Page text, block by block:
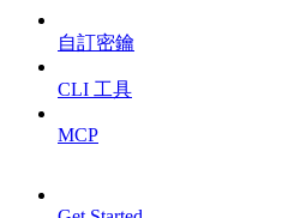
自訂密鑰
CLI 工具
MCP